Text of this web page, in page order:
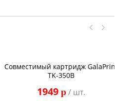
Совместимый картридж GalaPrint
TK-350B
1949 p/ шт.